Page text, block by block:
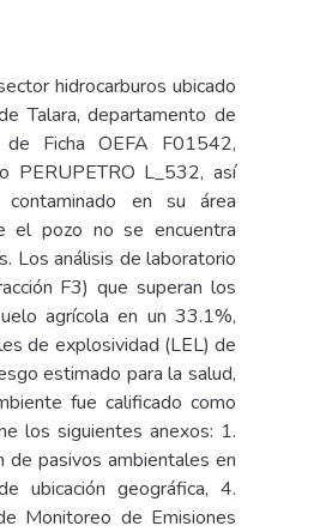
hidrocarburos ubicado
Talara, departamento de
Ficha OEFA F01542,
PERUPETRO L_532, así
en su área
el pozo no se encuentra
Los análisis de laboratorio
F3) que superan los
agrícola en un 33.1%,
de explosividad (LEL) de
estimado para la salud,
fue calificado como
los siguientes anexos: 1.
de pasivos ambientales en
ubicación geográfica, 4.
Monitoreo de Emisiones